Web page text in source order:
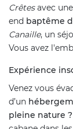
Crêtesavec
end baptême
Canaille, un
Vous avez
Expérience
Venez vous
d’un
pleine nature ?